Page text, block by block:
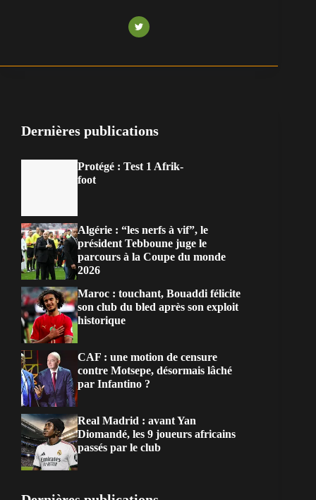
Dernières publications
Protégé : Test 1 Afrik-
foot
Algérie : “les nerfs à vif”, le
président Tebboune juge le
parcours à la Coupe du monde
2026
Maroc : touchant, Bouaddi félicite
son club du bled après son exploit
historique
CAF : une motion de censure
contre Motsepe, désormais lâché
par Infantino ?
Real Madrid : avant Yan
Diomandé, les 9 joueurs africains
passés par le club